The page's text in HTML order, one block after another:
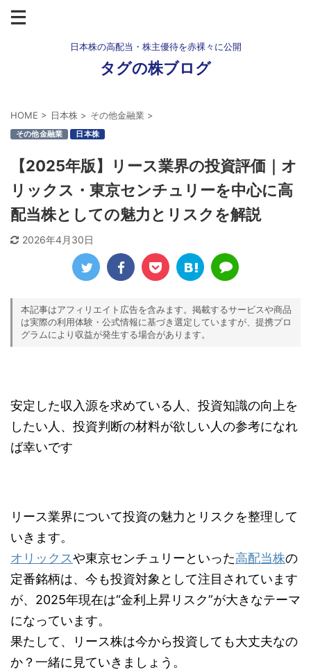
日本株の高配当・株主優待を赤裸々に公開
タグの株ブログ
HOME > 日本株 > その他金融業 >
その他金融業 日本株
【2025年版】リース業界の投資評価｜オ
リックス・東京センチュリーを中心に高
配当株としての魅力とリスクを解説
2026年4月30日
本記事はアフィリエイト広告を含みます。掲載するサービスや商品
は実際の利用体験・公式情報に基づき選定していますが、提携プロ
グラムにより収益が発生する場合があります。
安定した収入源を求めている人、投資知識の向上を
したい人、投資判断の材料が欲しい人の参考になれ
ば幸いです
リース業界について投資の魅力とリスクを整理して
いきます。
オリックスや東京センチュリーといった高配当株の
定番銘柄は、今も投資対象として注目されています
が、2025年現在は“金利上昇リスク”が大きなテーマ
になっています。
果たして、リース株は今から投資しても大丈夫なの
か？一緒に見ていきましょう。